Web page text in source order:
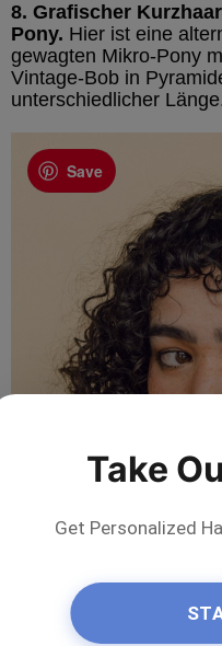
8. Grafischer
Pony. Hier ist eine
gewagten Mikro-Pony
Vintage-Bob in
unterschiedlicher
Save
Not sure which style
Try it on with your
Take
Get Personalized